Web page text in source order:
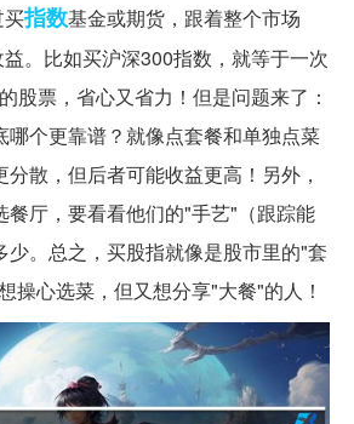
指数基金或期货，跟着整个市场
。比如买沪深300指数，就等于一次
股票，省心又省力！但是问题来了：
哪个更靠谱？就像点套餐和单独点菜
散，但后者可能收益更高！另外，
餐厅，要看看他们的"手艺"（跟踪能
少。总之，买股指就像是股市里的"套
操心选菜，但又想分享"大餐"的人！